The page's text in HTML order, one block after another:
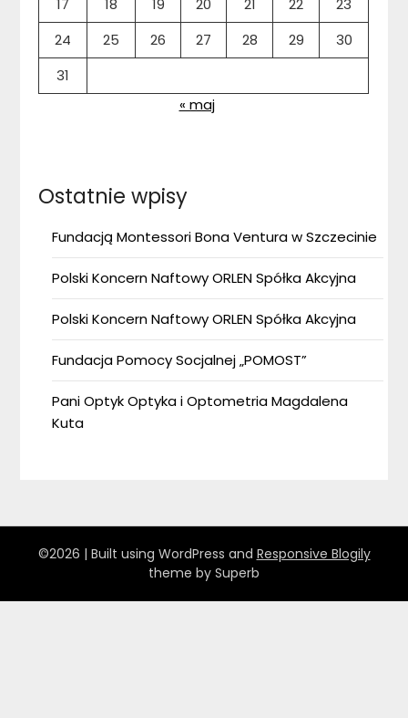
17
18 19 20 21 22
23
24
25 26 27 28 29
30
31
« maj
Ostatnie wpisy
Fundacją Montessori Bona Ventura w Szczecinie
Polski Koncern Naftowy ORLEN Spółka Akcyjna
Polski Koncern Naftowy ORLEN Spółka Akcyjna
Fundacja Pomocy Socjalnej „POMOST”
Pani Optyk Optyka i Optometria Magdalena
Kuta
©2026 | Built using WordPress and Responsive Blogily
theme by Superb